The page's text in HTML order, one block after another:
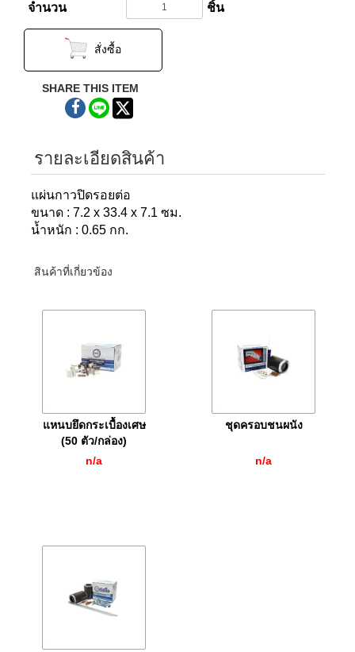
จำนวน ชิ้น
สั่งซื้อ
SHARE THIS ITEM
รายละเอียดสินค้า
แผ่นกาวปิดรอยต่อ
ขนาด : 7.2 x 33.4 x 7.1 ซม.
น้ำหนัก : 0.65 กก.
สินค้าที่เกี่ยวข้อง
แหนบยึดกระเบื้องเศษ
(50 ตัว/กล่อง)
n/a
ชุดครอบชนผนัง
n/a